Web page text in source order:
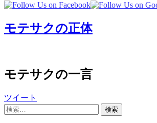
モテサクの正体
モテサクの一言
ツイート
検